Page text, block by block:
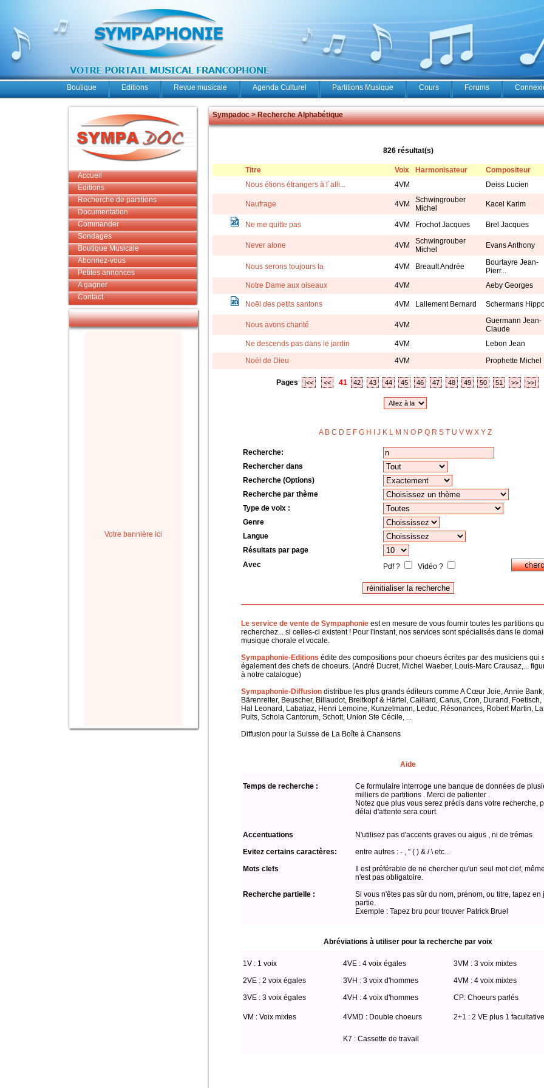
Boutique Editions Revue musicale Agenda Culturel Partitions Musique Cours Forums
Accueil
Editions
Recherche de partitions
Documentation
Commander
Sondages
Boutique Musicale
Abonnez-vous
Petites annonces
A gagner
Contact
Votre bannière ici
Sympadoc > Recherche Alphabétique
826 résultat(s)
Titre Voix Harmonisateur
Compositeur
Nous étions étrangers à l´alli...
4VM Deiss Lucien
Naufrage 4VM
Schwingrouber
Michel
Kacel Karim
Ne me quitte pas 4VM Frochot Jacques Brel Jacques
Never alone 4VM
Schwingrouber
Michel
Evans Anthony
Nous serons toujours la 4VM Breault Andrée
Bourtayre Jean-
Pierr...
Notre Dame aux oiseaux
4VM Aeby Georges
Noël des petits santons 4VM Lallement Bernard Schermans
Nous avons chanté 4VM
Guermann Jean-
Claude
Ne descends pas dans le jardin
4VM
Lebon Jean
Noël de Dieu
4VM Prophette Michel
Pages |<< << 41 42 43 44 45 46 47 48 49 50 51 >> >>|
A B C D E F G H J K L M N O P Q R S T U V W X Y Z
Recherche:
Rechercher dans
Recherche (Options)
Recherche par thème
Type de voix :
Genre
Langue
Résultats par page
Avec
Pdf ? Vidéo ?
Le service de vente de Sympaphonie est en mesure de vous fournir toutes les partitions
recherchez... si celles-ci existent ! Pour l'instant, nos services sont spécialisés dans le
musique chorale et vocale.
Sympaphonie-Editions édite des compositions pour choeurs écrites par des musiciens qui
également des chefs de choeurs. (André Ducret, Michel Waeber, Louis-Marc Crausaz,...
à notre catalogue)
Sympaphonie-Diffusion distribue les plus grands éditeurs comme A Cœur Joie, Annie Bank,
Bärenreiter, Beuscher, Billaudot, Breitkopf & Härtel, Caillard, Carus, Cron, Durand, Foetisch,
Hal Leonard, Labatiaz, Henri Lemoine, Kunzelmann, Leduc, Résonances, Robert Martin,
Puits, Schola Cantorum, Schott, Union Ste Cécile, ...
Diffusion pour la Suisse de La Boîte à Chansons
Aide
Temps de recherche :
Ce formulaire interroge une banque de données de
milliers de partitions . Merci de patienter .
Notez que plus vous serez précis dans votre recherche,
délai d'attente sera court.
Accentuations
N'utilisez pas d'accents graves ou aigus , ni de trémas
Evitez certains caractères:
entre autres : - , " ( ) & / \ etc...
Mots clefs
Il est préférable de ne chercher qu'un seul mot clef,
n'est pas obligatoire.
Recherche partielle :
Si vous n'êtes pas sûr du nom, prénom, ou titre, tapez en
partie.
Exemple : Tapez bru pour trouver Patrick Bruel
Abréviations à utiliser pour la recherche par voix
1V : 1 voix 4VE : 4 voix égales
3VM : 3 voix mixtes
2VE : 2 voix égales
3VH : 3 voix d'hommes
4VM : 4 voix mixtes
3VE : 3 voix égales
4VH : 4 voix d'hommes CP: Choeurs parlés
VM : Voix mixtes 4VMD : Double choeurs 2+1 : 2 VE plus 1 facultative
K7 : Cassette de travail